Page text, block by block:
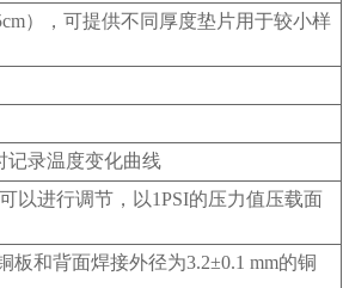
），可提供不同厚度垫片用于较小样
记录温度变化曲线
以进行调节，以1PSI的压力值压载面
板和背面焊接外径为3.2±0.1 mm的铜